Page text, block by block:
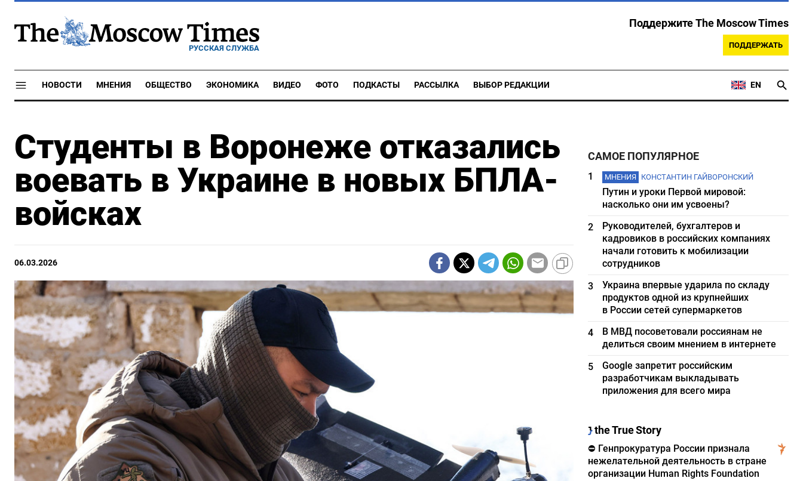
РУССКАЯ СЛУЖБА
Поддержите The Moscow Times
ПОДДЕРЖАТЬ
НОВОСТИ МНЕНИЯ ОБЩЕСТВО ЭКОНОМИКА ВИДЕО ФОТО ПОДКАСТЫ РАССЫЛКА ВЫБОР РЕДАКЦИИ EN
Студенты в Воронеже отказались
воевать в Украине в новых БПЛА-
войсках
06.03.2026
САМОЕ ПОПУЛЯРНОЕ
1 МНЕНИЯ КОНСТАНТИН ГАЙВОРОНСКИЙ
Путин и уроки Первой мировой:
насколько они им усвоены?
2
Руководителей, бухгалтеров и
кадровиков в российских компаниях
начали готовить к мобилизации
сотрудников
3
Украина впервые ударила по складу
продуктов одной из крупнейших
в России сетей супермаркетов
4
В МВД посоветовали россиянам не
делиться своим мнением в интернете
5
Google запретит российским
разработчикам выкладывать
приложения для всего мира